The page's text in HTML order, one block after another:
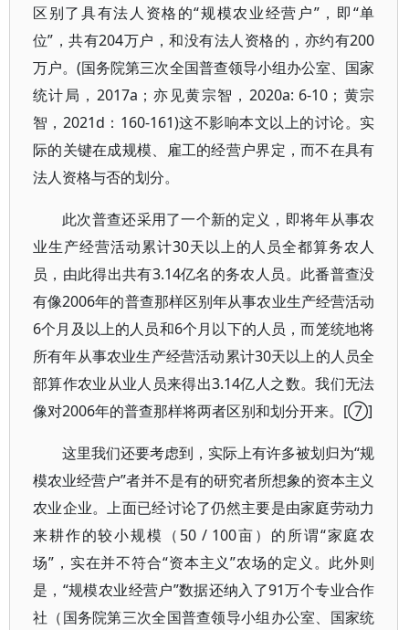
区别了具有法人资格的“规模农业经营户”，即“单
位”，共有204万户，和没有法人资格的，亦约有200
万户。(国务院第三次全国普查领导小组办公室、国家
统计局，2017a；亦见黄宗智，2020a: 6-10；黄宗
智，2021d：160-161)这不影响本文以上的讨论。实
际的关键在成规模、雇工的经营户界定，而不在具有
法人资格与否的划分。
此次普查还采用了一个新的定义，即将年从事农
业生产经营活动累计30天以上的人员全都算务农人
员，由此得出共有3.14亿名的务农人员。此番普查没
有像2006年的普查那样区别年从事农业生产经营活动
6个月及以上的人员和6个月以下的人员，而笼统地将
所有年从事农业生产经营活动累计30天以上的人员全
部算作农业从业人员来得出3.14亿人之数。我们无法
像对2006年的普查那样将两者区别和划分开来。[⑦]
这里我们还要考虑到，实际上有许多被划归为“规
模农业经营户”者并不是有的研究者所想象的资本主义
农业企业。上面已经讨论了仍然主要是由家庭劳动力
来耕作的较小规模（50 / 100亩）的所谓“家庭农
场”，实在并不符合“资本主义”农场的定义。此外则
是，“规模农业经营户”数据还纳入了91万个专业合作
社（国务院第三次全国普查领导小组办公室、国家统